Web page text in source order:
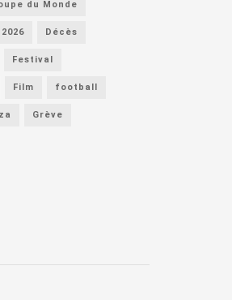
du Monde
Décès
Festival
Film football
Grève